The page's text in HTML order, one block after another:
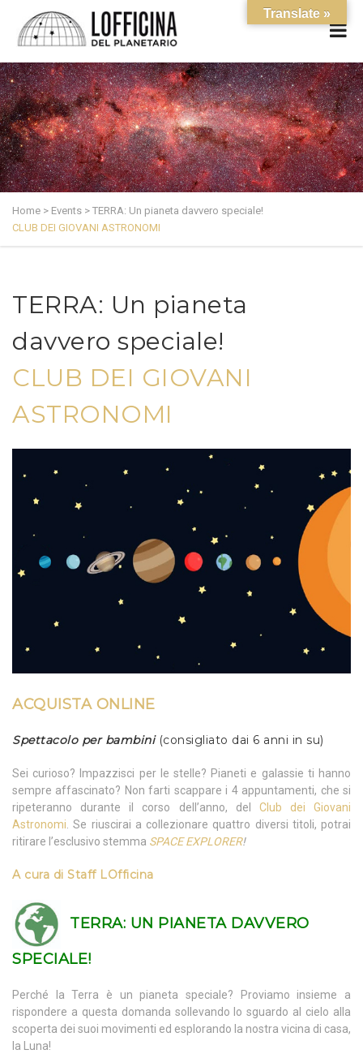
Home > Events > TERRA: Un pianeta davvero speciale!
CLUB DEI GIOVANI ASTRONOMI
TERRA: Un pianeta
davvero speciale!
CLUB DEI GIOVANI
ASTRONOMI
ACQUISTA ONLINE
Spettacolo per bambini (consigliato dai 6 anni in su)
Sei curioso? Impazzisci per le stelle? Pianeti e galassie ti hanno
sempre affascinato? Non farti scappare i 4 appuntamenti, che si
ripeteranno durante il corso dell’anno, del Club dei Giovani
Astronomi. Se riuscirai a collezionare quattro diversi titoli, potrai
ritirare l’esclusivo stemma SPACE EXPLORER!
A cura di Staff LOfficina
TERRA: UN PIANETA DAVVERO
SPECIALE!
Perché la Terra è un pianeta speciale? Proviamo insieme a
rispondere a questa domanda sollevando lo sguardo al cielo alla
scoperta dei suoi movimenti ed esplorando la nostra vicina di casa,
la Luna!
Translate »